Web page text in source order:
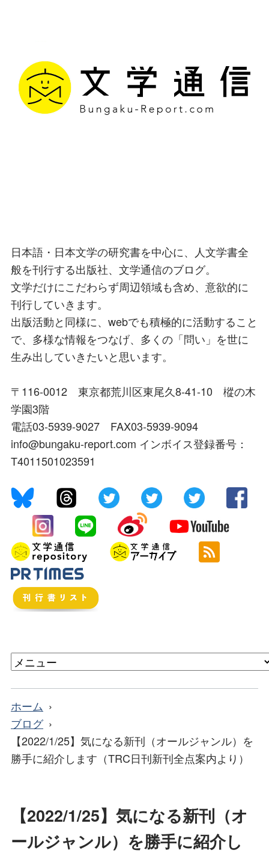
日本語・日本文学の研究書を中心に、人文学書全
般を刊行する出版社、文学通信のブログ。
文学だけにこだわらず周辺領域も含め、意欲的に
刊行していきます。
出版活動と同様に、webでも積極的に活動すること
で、多様な情報をつなげ、多くの「問い」を世に
生み出していきたいと思います。
〒116-0012 東京都荒川区東尾久8-41-10 樅の木
学園3階
電話03-5939-9027 FAX03-5939-9094
info@bungaku-report.com インボイス登録番号：
T4011501023591
ホーム
ブログ
【2022/1/25】気になる新刊（オールジャンル）を
勝手に紹介します（TRC日刊新刊全点案内より）
【2022/1/25】気になる新刊（オ
ールジャンル）を勝手に紹介し